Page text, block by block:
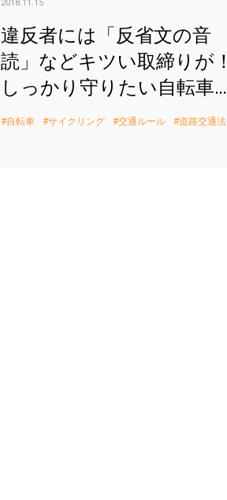
2018.11.15
違反者には「反省文の音
読」などキツい取締りが！
しっかり守りたい自転車交
通ルールとは。
自転車 サイクリング 交通ルール 道路交通法